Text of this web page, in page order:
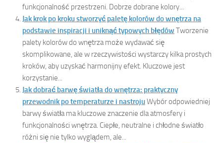
funkcjonalność przestrzeni. Dobrze dobrane kolory...
Jak krok po kroku stworzyć paletę kolorów do wnętrza na
podstawie inspiracji i uniknąć typowych błędów Tworzenie
palety kolorów do wnętrza może wydawać się
skomplikowane, ale w rzeczywistości wystarczy kilka prostych
kroków, aby uzyskać harmonijny efekt. Kluczowe jest
korzystanie...
Jak dobrać barwę światła do wnętrza: praktyczny
przewodnik po temperaturze i nastrojuWybór odpowiedniej
barwy światła ma kluczowe znaczenie dla atmosfery i
funkcjonalności wnętrza. Ciepłe, neutralne i chłodne światło
różni się nie tylko wyglądem, ale...